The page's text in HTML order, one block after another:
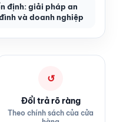
định: giải pháp an
và doanh nghiệp
↺
Đổi trả rõ ràng
Theo chính sách của cửa